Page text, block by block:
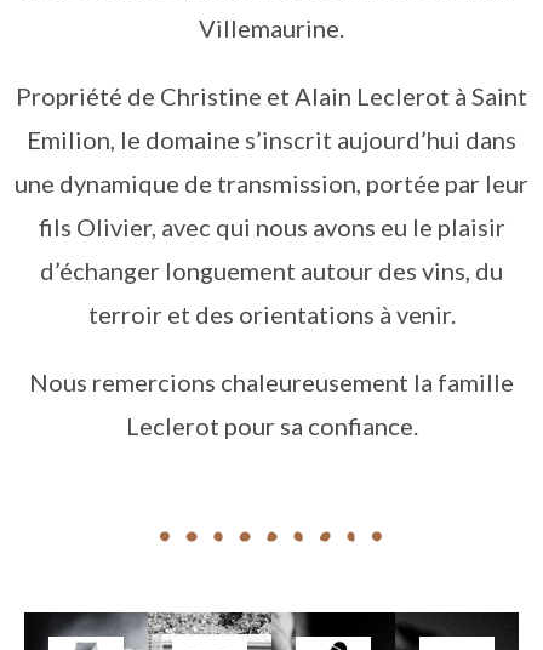
Villemaurine.
Propriété de Christine et Alain Leclerot à Saint
Emilion, le domaine s’inscrit aujourd’hui dans
une dynamique de transmission, portée par leur
fils Olivier, avec qui nous avons eu le plaisir
d’échanger longuement autour des vins, du
terroir et des orientations à venir.
Nous remercions chaleureusement la famille
Leclerot pour sa confiance.